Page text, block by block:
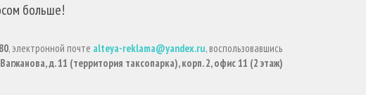
больше!
, электронной почте alteya-reklama@yandex.ru, воспользовавшись
Вагжанова, д. 11 (территория таксопарка), корп. 2, офис 11 (2 этаж)